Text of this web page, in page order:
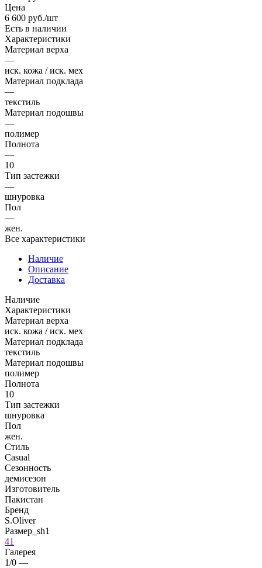
Цена
6 600 руб./шт
Есть в наличии
Характеристики
Материал верха
—
иск. кожа / иск. мех
Материал подклада
—
текстиль
Материал подошвы
—
полимер
Полнота
—
10
Тип застежки
—
шнуровка
Пол
—
жен.
Все характеристики
Наличие
Описание
Доставка
Наличие
Характеристики
Материал верха
иск. кожа / иск. мех
Материал подклада
текстиль
Материал подошвы
полимер
Полнота
10
Тип застежки
шнуровка
Пол
жен.
Стиль
Casual
Сезонность
демисезон
Изготовитель
Пакистан
Бренд
S.Oliver
Размер_sh1
41
Галерея
1/0 —